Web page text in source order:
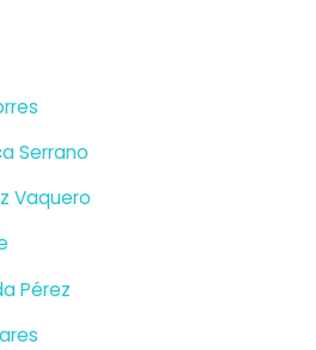
Serrano
Vaquero
Pérez